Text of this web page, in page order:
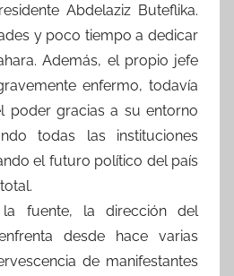
Abdelaziz Buteflika.
y poco tiempo a dedicar
Además, el propio jefe
enfermo, todavía
poder gracias a su entorno
todas las instituciones
el futuro político del país
fuente, la dirección del
desde hace varias
de manifestantes